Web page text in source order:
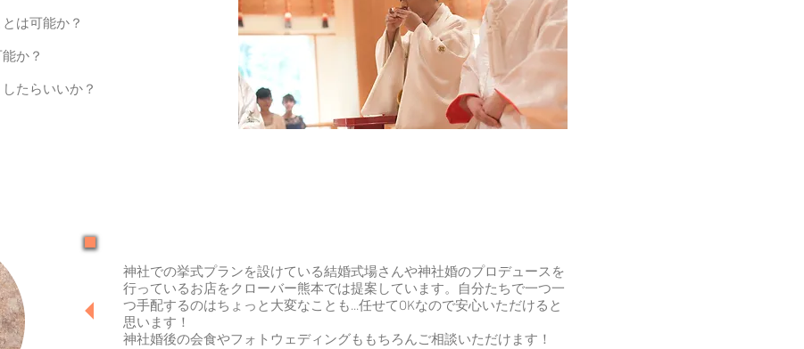
は可能か？
か？
たらいいか？
神社での挙式プランを設けている結婚式場さんや神社婚のプロデュースを
行っているお店をクローバー熊本では提案しています。自分たちで一つ一
つ手配するのはちょっと大変なことも...任せてOKなので安心いただけると
思います！
​神社婚後の会食やフォトウェディングももちろんご相談いただけます！